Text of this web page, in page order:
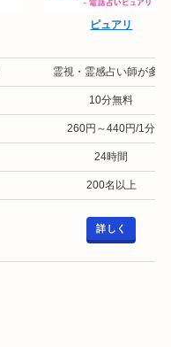
ピュアリ
霊視・霊感占い師が多い
10分無料
260円～440円/1分
24時間
200名以上
詳しく